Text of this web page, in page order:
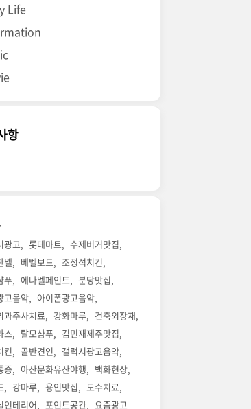
Life
항
광고 롯데마트
수제버거맛집
넬
베벨보드
조정석치킨
푸
에나멜페인트
분당맛집
고음악
아이폰광고음악
과주사치료
강화마루
건축외장재
스
탈모샴푸
김민재제주맛집
킨
골반견인
갤럭시광고음악
증
아산문화유산야행
백화현상
강마루 용인맛집
도수치료
인테리어
포인트공간 요즘광고